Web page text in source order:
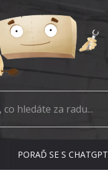
PORAĎ SE S CHATGPT